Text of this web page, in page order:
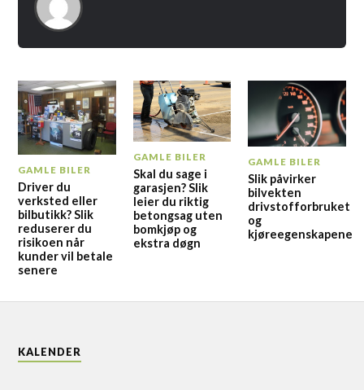
GAMLE BILER
Driver du
verksted eller
bilbutikk? Slik
reduserer du
risikoen når
kunder vil betale
senere
GAMLE BILER
Skal du sage i
garasjen? Slik
leier du riktig
betongsag uten
bomkjøp og
ekstra døgn
GAMLE BILER
Slik påvirker
bilvekten
drivstofforbruket
og
kjøreegenskapene
KALENDER